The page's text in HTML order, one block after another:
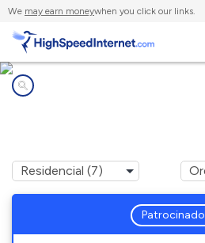
We may earn moneywhen you click our links.
Patrocinado